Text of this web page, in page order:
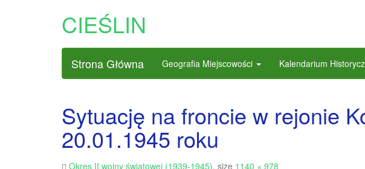
CIEŚLIN
Strona Główna Geografia Miejscowości Kalendarium
Sytuację na froncie w rejonie
20.01.1945 roku
Okres II wojny światowej (1939-1945), size 1140 × 978